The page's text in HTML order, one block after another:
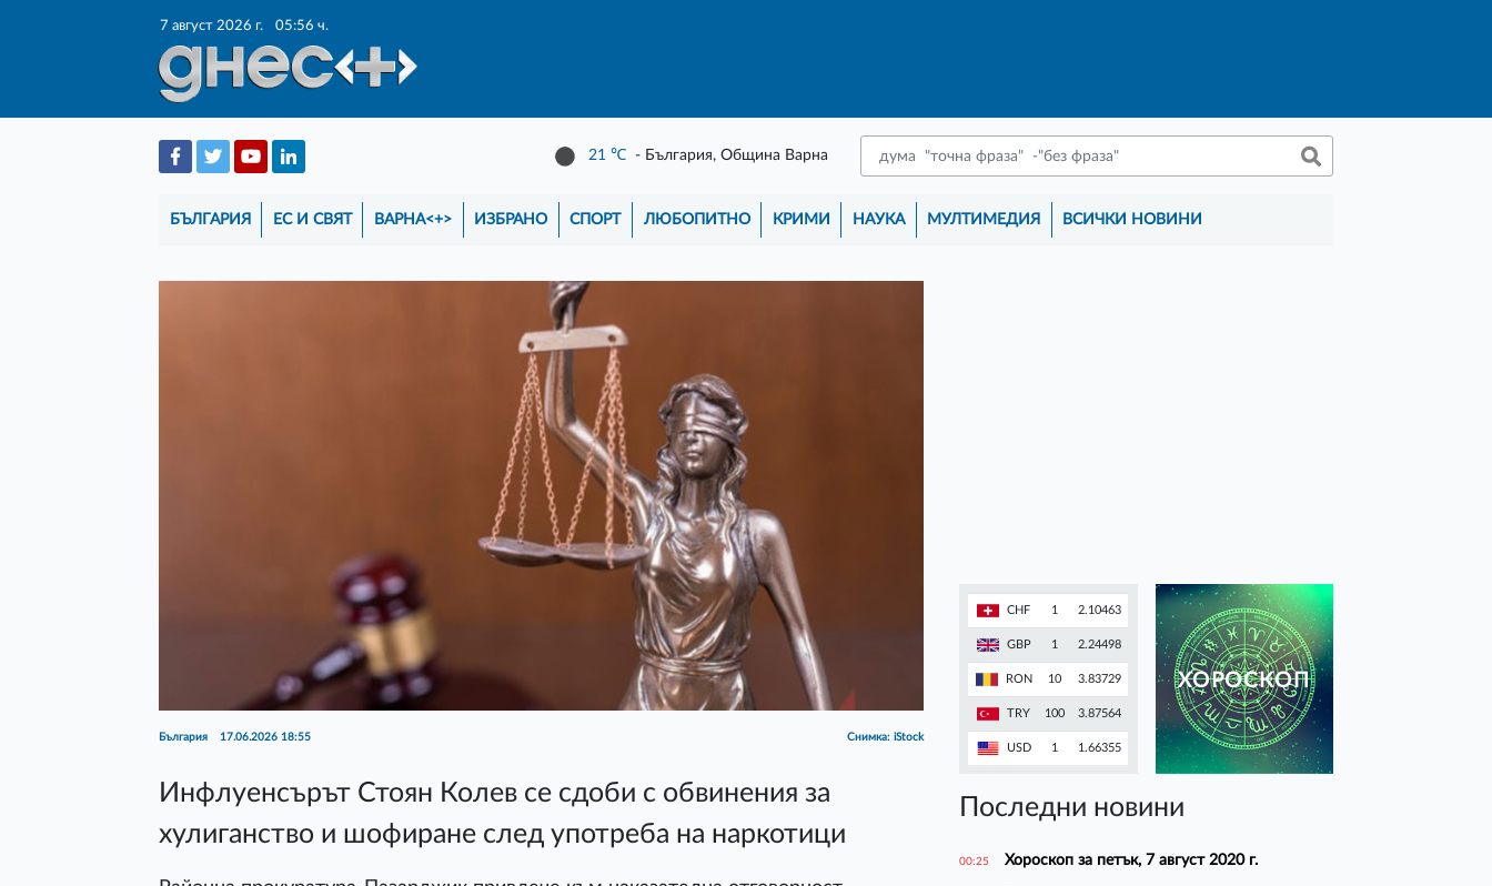
7 август 2026 г. 05:56 ч.
21 ℃ - България, Община Варна
БЪЛГАРИЯ ЕС И СВЯТ ВАРНА<+> ИЗБРАНО СПОРТ ЛЮБОПИТНО КРИМИ НАУКА МУЛТИМЕДИЯ ВСИЧКИ НОВИНИ
България 17.06.2026 18:55 Снимка: iStock
Инфлуенсърът Стоян Колев се сдоби с обвинения за
хулиганство и шофиране след употреба на наркотици
CHF 1 2.10463
GBP 1 2.24498
RON 10 3.83729
TRY 100 3.87564
USD 1 1.66355
ХОРОСКОП
Последни новини
00:25 Хороскоп за петък, 7 август 2020 г.